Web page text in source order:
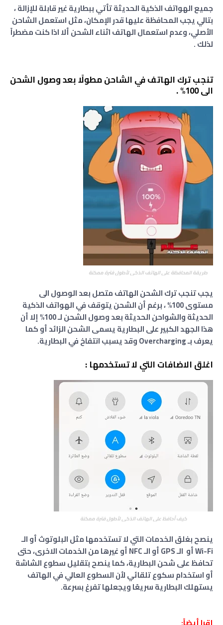
جميع الهواتف الذكية الحديثة تأتي ببطارية غير قابلة للإزالة ،
بتالي يجب المحافظة عليها قدر الإمكان، مثل استعمل الشاحن
الأصلي، وعدم استعمال الهاتف اثناء الشحن ألا اذا كنت مضطراً
لذلك .
تنجب ترك الهاتف في الشاحن مطولًا بعد وصول الشحن
الى 100% .
طريقة المحافظة على الهاتف الذكي لأطول فترة ممكنة
يجب تنجب ترك الشحن الهاتف متصل بعد الوصول الى
مستوى 100% ، برغم أن الشحن يتوقف في الهواتف الذكية
الحديثة والشواحن الحديثة بعد وصول الشحن لـ 100% إلا أن
هذا الجهد الكبير على البطارية يسمى الشحن الزائد أو كما
يعرف بـ Overcharging وقد يسبب انتفاخ في البطارية.
اغلق الاضافات التي لا تستخدمها :
كيف أحافظ على الهاتف الذكي لأطول فترة ممكنة
ينصح بغلق الخدمات التي لا تستخدمها مثل البلوتوث أو الـ
Wi-Fi أو الـ GPS أو الـ NFC أو غيرها من الخدمات الاخرى، حتى
تحافظ على شحن البطارية، كما ينصح بتقليل سطوع الشاشة
أو استخدام سكوع تلقائي لأن السطوع العالي في الهاتف
يستهلك البطارية سريعًا ويجعلها تفرغ بسرعة.